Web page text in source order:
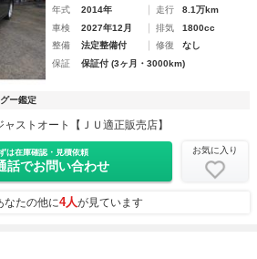
年式 2014年 走行
8.1万km
車検
2027年12月 排気
1800cc
整備
法定整備付 修復
なし
保証
保証付 (3ヶ月・3000km)
グー鑑定
ャストオート【ＪＵ適正販売店】
は在庫確認・見積依頼
話でお問い合わせ
お気に入り
なたの他に4人が見ています